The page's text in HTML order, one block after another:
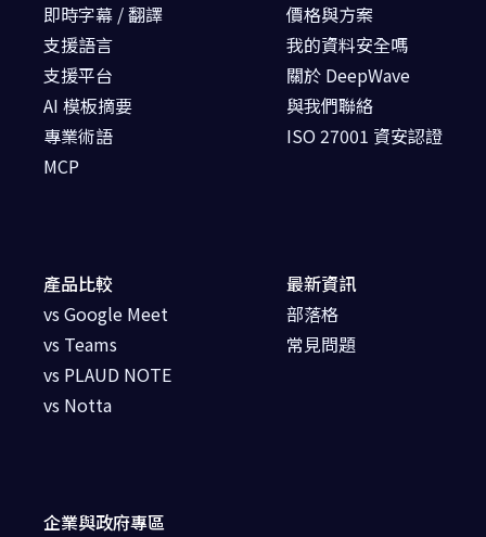
即時字幕 / 翻譯
支援語言
支援平台
AI 模板摘要
專業術語
MCP
企業與政府專區
最新資訊
部落格
常見問題
產品比較
vs Google Meet
vs Teams
vs PLAUD NOTE
vs Notta
價格與方案
我的資料安全嗎
關於 DeepWave
與我們聯絡
ISO 27001 資安認證